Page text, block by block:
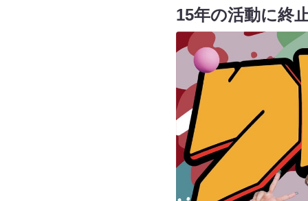
15年の活動に終